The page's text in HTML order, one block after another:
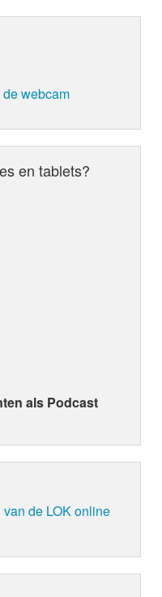
webcam
en tablets?
als Podcast
de LOK online